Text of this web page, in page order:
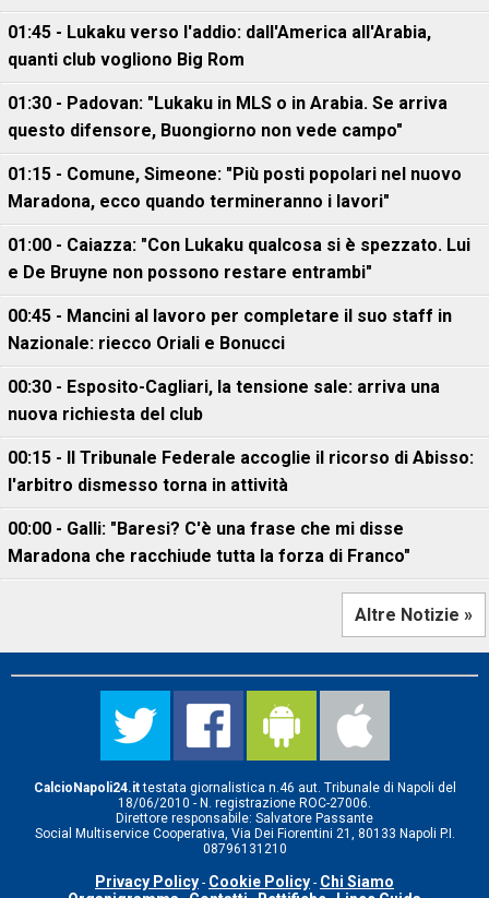
01:45 - Lukaku verso l'addio: dall'America all'Arabia,
quanti club vogliono Big Rom
01:30 - Padovan: "Lukaku in MLS o in Arabia. Se arriva
questo difensore, Buongiorno non vede campo"
01:15 - Comune, Simeone: "Più posti popolari nel nuovo
Maradona, ecco quando termineranno i lavori"
01:00 - Caiazza: "Con Lukaku qualcosa si è spezzato. Lui
e De Bruyne non possono restare entrambi"
00:45 - Mancini al lavoro per completare il suo staff in
Nazionale: riecco Oriali e Bonucci
00:30 - Esposito-Cagliari, la tensione sale: arriva una
nuova richiesta del club
00:15 - Il Tribunale Federale accoglie il ricorso di Abisso:
l'arbitro dismesso torna in attività
00:00 - Galli: "Baresi? C'è una frase che mi disse
Maradona che racchiude tutta la forza di Franco"
Altre Notizie »
CalcioNapoli24.ittestata giornalistica n.46 aut. Tribunale di Napoli del
18/06/2010 - N. registrazione ROC-27006.
Direttore responsabile: Salvatore Passante
Social Multiservice Cooperativa, Via Dei Fiorentini 21, 80133 Napoli P.I.
08796131210
Privacy Policy - Cookie Policy - Chi Siamo